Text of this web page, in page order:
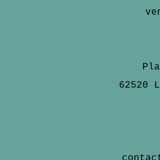
62520